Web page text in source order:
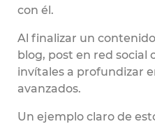
con él.
Al finalizar un
blog, post en red social
invítales a profundizar
avanzados.
Un ejemplo claro de